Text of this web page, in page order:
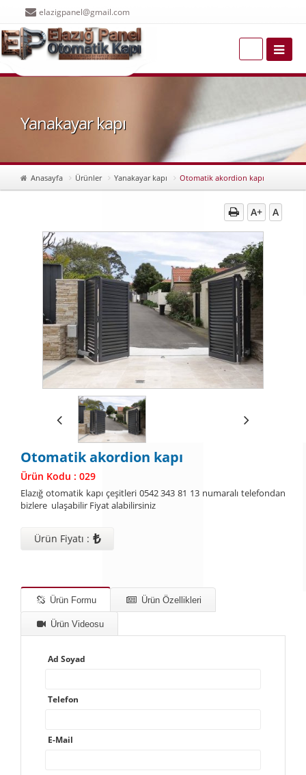
elazigpanel@gmail.com
Yanakayar kapı
Anasayfa Ürünler Yanakayar kapı Otomatik akordion kapı
A+ A
Otomatik akordion kapı
Ürün Kodu : 029
Elazığ otomatik kapı çeşitleri 0542 343 81 13 numaralı telefondan
bizlere ulaşabilir Fiyat alabilirsiniz
Ürün Fiyatı : ₺
Ürün Formu Ürün Özellikleri
Ürün Videosu
Ad Soyad
Telefon
E-Mail